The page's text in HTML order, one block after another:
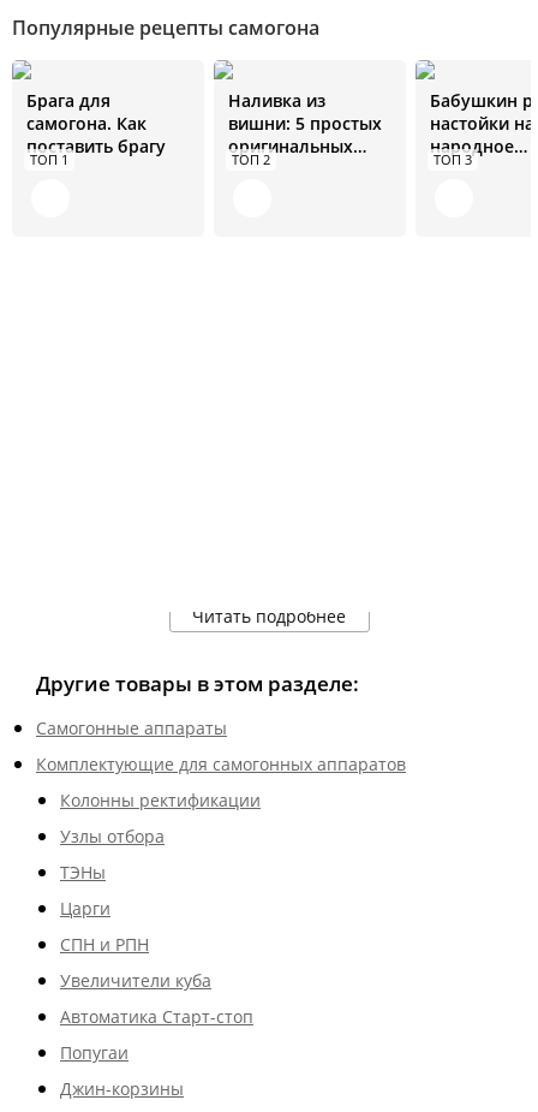
Популярные рецепты самогона
ТОП 1
Брага для
самогона. Как
поставить брагу
ТОП 2
Наливка из
вишни: 5 простых
оригинальных
рецептов
ТОП 3
Бабушкин
настойки
народное
средство от
Читать подробнее
Другие товары в этом разделе:
Самогонные аппараты
Комплектующие для самогонных аппаратов
Колонны ректификации
Узлы отбора
ТЭНы
Царги
СПН и РПН
Увеличители куба
Автоматика Старт-стоп
Попугаи
Джин-корзины